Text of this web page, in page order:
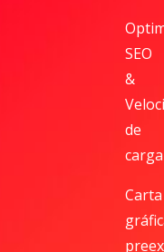
SEO
&
de
carga
Carta